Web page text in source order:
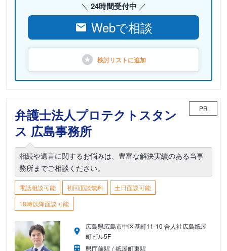
24時間受付中
Webで相談
検討リストに追加
弁護士法人プロテクトスタン
ス 広島事務所
PR
相続や遺言に関するお悩みは、豊富な解決実績のある当事
務所までご相談ください。
電話相談可能 初回面談無料
土日面談可能
18時以降面談可能
広島県広島市中区基町11-10 合人社広島紙屋
町ビル5F
県庁前駅
紙屋町東駅